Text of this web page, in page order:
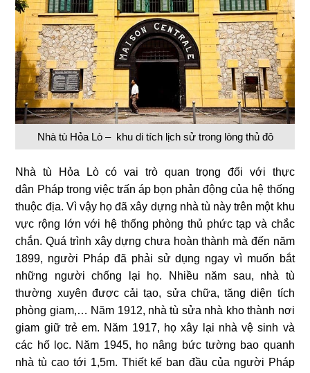
Nhà tù Hỏa Lò – khu di tích lịch sử trong lòng thủ đô
Nhà tù Hỏa Lò có vai trò quan trọng đối với thực
dân Pháp trong việc trấn áp bọn phản động của hệ thống
thuộc địa. Vì vậy họ đã xây dựng nhà tù này trên một khu
vực rộng lớn với hệ thống phòng thủ phức tạp và chắc
chắn. Quá trình xây dựng chưa hoàn thành mà đến năm
1899, người Pháp đã phải sử dụng ngay vì muốn bắt
những người chống lại họ. Nhiều năm sau, nhà tù
thường xuyên được cải tạo, sửa chữa, tăng diện tích
phòng giam,… Năm 1912, nhà tù sửa nhà kho thành nơi
giam giữ trẻ em. Năm 1917, họ xây lại nhà vệ sinh và
các hố lọc. Năm 1945, họ nâng bức tường bao quanh
nhà tù cao tới 1,5m. Thiết kế ban đầu của người Pháp